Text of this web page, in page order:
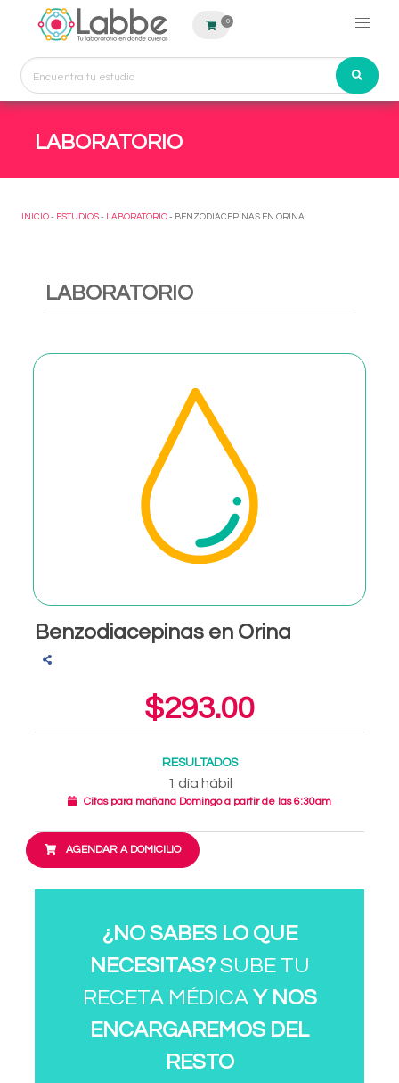
0
LABORATORIO
INICIO - ESTUDIOS - LABORATORIO - BENZODIACEPINAS EN ORINA
LABORATORIO
Benzodiacepinas en Orina
$293.00
RESULTADOS
1 día hábil
Citas para mañana Domingo a partir de las 6:30am
AGENDAR A DOMICILIO
¿NO SABES LO QUE
NECESITAS?SUBE TU
RECETA MÉDICA Y NOS
ENCARGAREMOS DEL
RESTO